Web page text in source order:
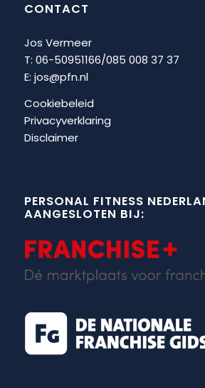
CONTACT
Jos Vermeer
T: 06-50951166/085 008 37 37
E: jos@pfn.nl
Cookiebeleid
Privacyverklaring
Disclaimer
PERSONAL FITNESS
AANGESLOTEN BIJ: